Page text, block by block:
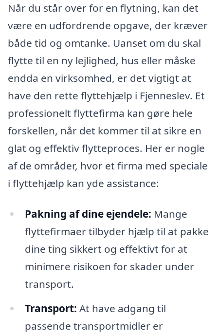
Når du står over for en flytning, kan det
være en udfordrende opgave, der kræver
både tid og omtanke. Uanset om du skal
flytte til en ny lejlighed, hus eller måske
endda en virksomhed, er det vigtigt at
have den rette flyttehjælp i Fjenneslev. Et
professionelt flyttefirma kan gøre hele
forskellen, når det kommer til at sikre en
glat og effektiv flytteproces. Her er nogle
af de områder, hvor et firma med speciale
i flyttehjælp kan yde assistance:
Pakning af dine ejendele: Mange
flyttefirmaer tilbyder hjælp til at pakke
dine ting sikkert og effektivt for at
minimere risikoen for skader under
transport.
Transport: At have adgang til
passende transportmidler er